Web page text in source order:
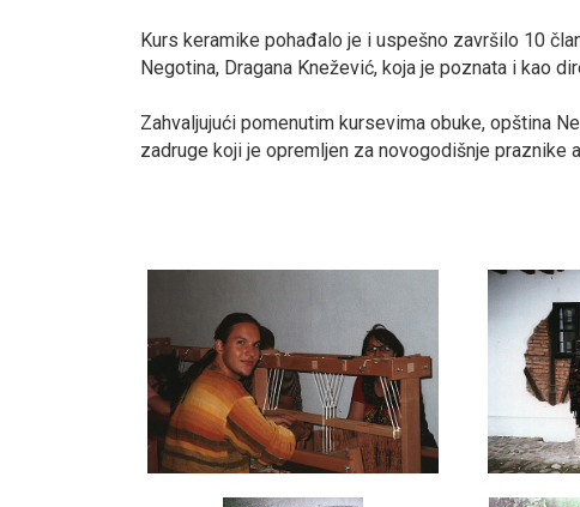
Kurs keramike pohađalo je i uspešno završilo 10
Negotina, Dragana Knežević, koja je poznata i kao
Zahvaljujući pomenutim kursevima obuke, opština
zadruge koji je opremljen za novogodišnje praznike